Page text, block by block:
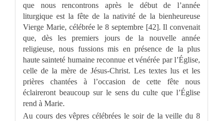
que nous rencontrons après le début de l’année
liturgique est la fête de la nativité de la bienheureuse
Vierge Marie, célébrée le 8 septembre [42]. Il convenait
que, dès les premiers jours de la nouvelle année
religieuse, nous fussions mis en présence de la plus
haute sainteté humaine reconnue et vénérée par l’Église,
celle de la mère de Jésus-Christ. Les textes lus et les
prières chantées à l’occasion de cette fête nous
éclaireront beaucoup sur le sens du culte que l’Église
rend à Marie.
Au cours des vêpres célébrées le soir de la veille du 8